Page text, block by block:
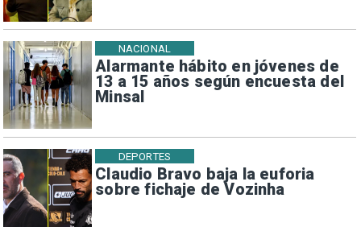
Alarmante hábito en jóvenes de
13 a 15 años según encuesta del
Minsal
NACIONAL
Claudio Bravo baja la euforia
sobre fichaje de Vozinha
DEPORTES